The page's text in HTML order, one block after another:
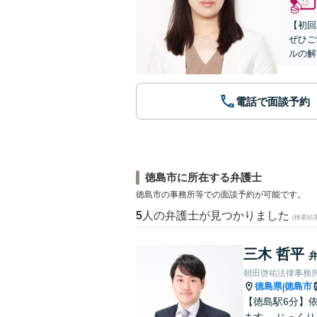
【初
ぜひ
ルの
電話で面談予約
徳島市に所在する弁護士
徳島市の事務所等での面談予約が可能です。
5 人の弁護士が見つかりました (検索結
三木 哲平
朝田啓祐法律事務
徳島県|徳島市
【徳島駅6分】